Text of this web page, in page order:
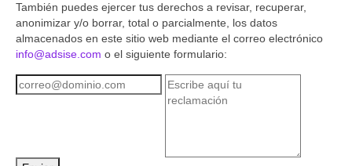
También puedes ejercer tus derechos a revisar, recuperar,
anonimizar y/o borrar, total o parcialmente, los datos
almacenados en este sitio web mediante el correo electrónico
info@adsise.com o el siguiente formulario: